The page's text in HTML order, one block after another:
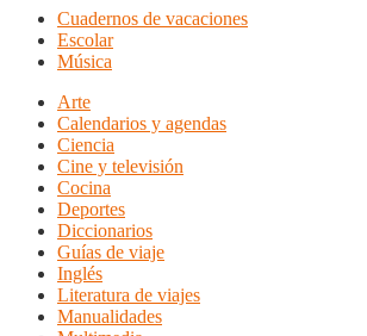
Cuadernos de vacaciones
Escolar
Música
Arte
Calendarios y agendas
Ciencia
Cine y televisión
Cocina
Deportes
Diccionarios
Guías de viaje
Inglés
Literatura de viajes
Manualidades